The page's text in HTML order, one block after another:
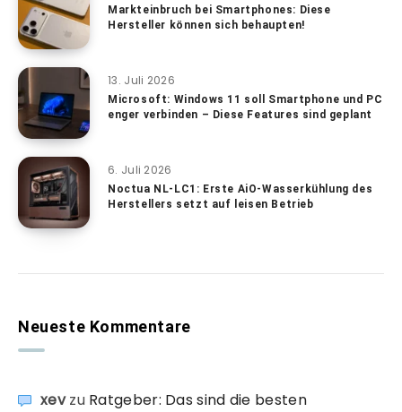
Markteinbruch bei Smartphones: Diese
Hersteller können sich behaupten!
13. Juli 2026
Microsoft: Windows 11 soll Smartphone und PC
enger verbinden – Diese Features sind geplant
6. Juli 2026
Noctua NL-LC1: Erste AiO-Wasserkühlung des
Herstellers setzt auf leisen Betrieb
Neueste Kommentare
xevzu Ratgeber: Das sind die besten